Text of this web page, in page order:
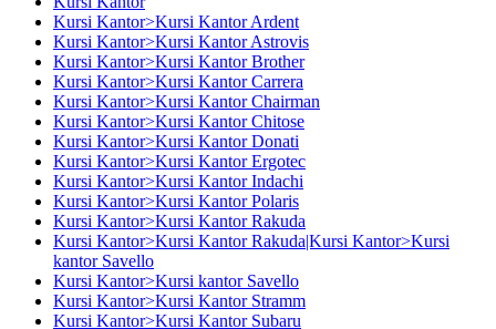
Kursi Kantor>Kursi Kantor Ardent
Kursi Kantor>Kursi Kantor Astrovis
Kursi Kantor>Kursi Kantor Brother
Kursi Kantor>Kursi Kantor Carrera
Kursi Kantor>Kursi Kantor Chairman
Kursi Kantor>Kursi Kantor Chitose
Kursi Kantor>Kursi Kantor Donati
Kursi Kantor>Kursi Kantor Ergotec
Kursi Kantor>Kursi Kantor Indachi
Kursi Kantor>Kursi Kantor Polaris
Kursi Kantor>Kursi Kantor Rakuda
Kursi Kantor>Kursi Kantor Rakuda|Kursi Kantor>Kursi
kantor Savello
Kursi Kantor>Kursi kantor Savello
Kursi Kantor>Kursi Kantor Stramm
Kursi Kantor>Kursi Kantor Subaru